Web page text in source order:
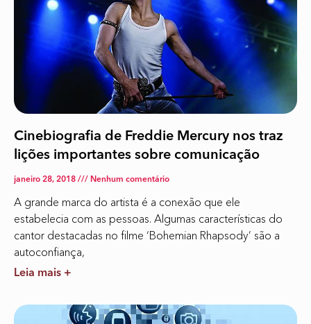
Cinebiografia de Freddie Mercury nos traz
lições importantes sobre comunicação
janeiro 28, 2018 Nenhum comentário
A grande marca do artista é a conexão que ele
estabelecia com as pessoas. Algumas características do
cantor destacadas no filme ‘Bohemian Rhapsody’ são a
autoconfiança,
Leia mais +